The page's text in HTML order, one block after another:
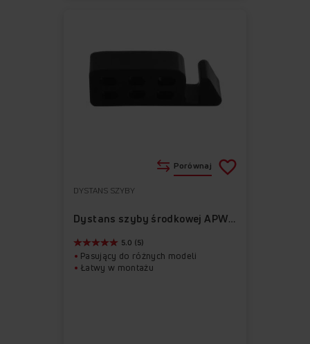
DYSTANS SZYBY
Dystans szyby środkowej APWI1005-2
5.0 (5)
Pasujący do różnych modeli
Łatwy w montażu
Porównaj
ulubionych
z